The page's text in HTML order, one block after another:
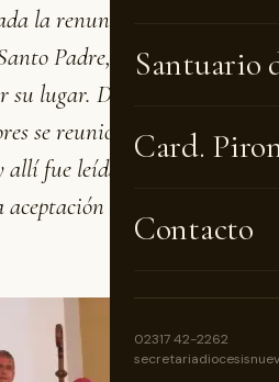
Santuario
Card.
Contacto
02317 42-2262
la renuncia de monseñor
Padre, mons. Torrado
su lugar. Durante la tarde
se reunió en el Obispado
fue leída la Bula papal
de la renuncia